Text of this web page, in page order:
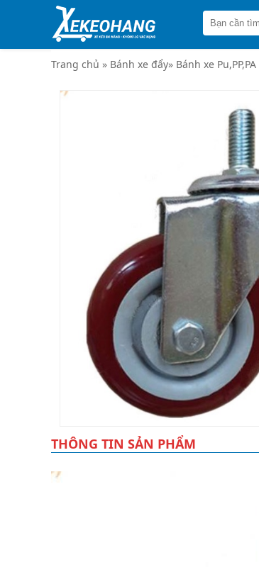
Xe
Trang chủ » Bánh xe đẩy» Bánh xe Pu,PP,PA
THÔNG TIN SẢN PHẨM